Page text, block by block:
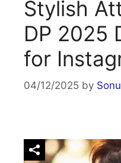
Stylish
DP 2025
for
04/12/2025 by